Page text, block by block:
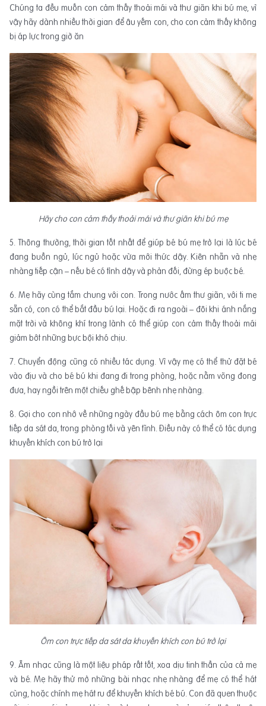
Chúng ta đều muốn con cảm thấy thoải mái và thư giãn khi bú mẹ, vì
vậy hãy dành nhiều thời gian để âu yếm con, cho con cảm thấy không
bị áp lực trong giờ ăn
Hãy cho con cảm thấy thoải mái và thư giãn khi bú mẹ
5. Thông thường, thời gian tốt nhất để giúp bé bú mẹ trở lại là lúc bé
đang buồn ngủ, lúc ngủ hoặc vừa mới thức dậy. Kiên nhẫn và nhẹ
nhàng tiếp cận – nếu bé có tỉnh dậy và phản đối, đừng ép buộc bé.
6. Mẹ hãy cùng tắm chung với con. Trong nước ấm thư giãn, với ti mẹ
sẵn có, con có thể bắt đầu bú lại. Hoặc đi ra ngoài – đôi khi ánh nắng
mặt trời và không khí trong lành có thể giúp con cảm thấy thoải mái
giảm bớt những bực bội khó chịu.
7. Chuyển động cũng có nhiều tác dụng. Vì vậy mẹ có thể thử đặt bé
vào địu và cho bé bú khi đang đi trong phòng, hoặc nằm võng đong
đưa, hay ngồi trên một chiếu ghế bập bênh nhẹ nhàng.
8. Gợi cho con nhớ về những ngày đầu bú mẹ bằng cách ôm con trực
tiếp da sát da, trong phòng tối và yên tĩnh. Điều này có thể có tác dụng
khuyến khích con bú trở lại
Ôm con trực tiếp da sát da khuyến khích con bú trở lại
9. Âm nhạc cũng là một liệu pháp rất tốt, xoa dịu tinh thần của cả mẹ
và bé. Mẹ hãy thử mở những bài nhạc nhẹ nhàng để mẹ có thể hát
cùng, hoặc chính mẹ hát ru để khuyến khích bé bú. Con đã quen thuộc